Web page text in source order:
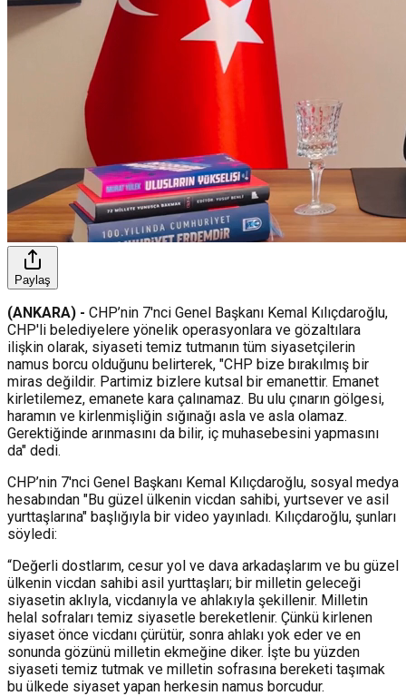
Paylaş
(ANKARA) - CHP’nin 7'nci Genel Başkanı Kemal Kılıçdaroğlu,
CHP'li belediyelere yönelik operasyonlara ve gözaltılara
ilişkin olarak, siyaseti temiz tutmanın tüm siyasetçilerin
namus borcu olduğunu belirterek, "CHP bize bırakılmış bir
miras değildir. Partimiz bizlere kutsal bir emanettir. Emanet
kirletilemez, emanete kara çalınamaz. Bu ulu çınarın gölgesi,
haramın ve kirlenmişliğin sığınağı asla ve asla olamaz.
Gerektiğinde arınmasını da bilir, iç muhasebesini yapmasını
da" dedi.
CHP’nin 7'nci Genel Başkanı Kemal Kılıçdaroğlu, sosyal medya
hesabından "Bu güzel ülkenin vicdan sahibi, yurtsever ve asil
yurttaşlarına" başlığıyla bir video yayınladı. Kılıçdaroğlu, şunları
söyledi:
“Değerli dostlarım, cesur yol ve dava arkadaşlarım ve bu güzel
ülkenin vicdan sahibi asil yurttaşları; bir milletin geleceği
siyasetin aklıyla, vicdanıyla ve ahlakıyla şekillenir. Milletin
helal sofraları temiz siyasetle bereketlenir. Çünkü kirlenen
siyaset önce vicdanı çürütür, sonra ahlakı yok eder ve en
sonunda gözünü milletin ekmeğine diker. İşte bu yüzden
siyaseti temiz tutmak ve milletin sofrasına bereketi taşımak
bu ülkede siyaset yapan herkesin namus borcudur.